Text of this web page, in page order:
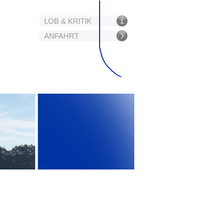
LOB & KRITIK
ANFAHRT